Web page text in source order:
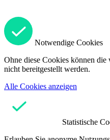
Notwendige Cookies
Ohne diese Cookies können
nicht bereitgestellt werden.
Alle Cookies anzeigen
Statistische